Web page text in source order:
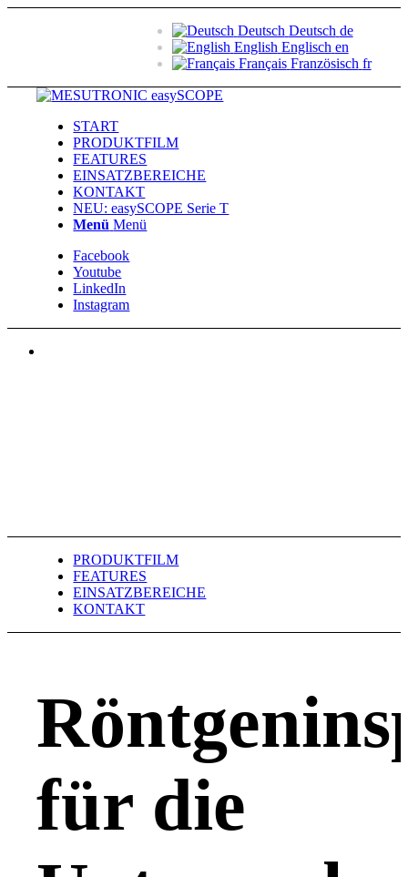
Deutsch Deutsch de
English Englisch en
Français Französisch fr
START
PRODUKTFILM
FEATURES
EINSATZBEREICHE
KONTAKT
NEU: easySCOPE Serie T
Menü Menü
Facebook
Youtube
LinkedIn
Instagram
PRODUKTFILM
FEATURES
EINSATZBEREICHE
KONTAKT
für die